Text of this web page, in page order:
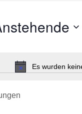
Es wurden